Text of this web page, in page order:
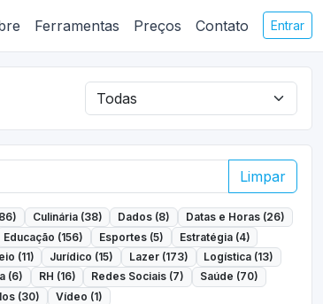
Ferramentas Preços Contato Entrar
Limpar
Culinária (38) Dados (8)
Datas e Horas (26)
Educação (156) Esportes (5)
Estratégia (4)
(11) Jurídico (15) Lazer (173)
Logística (13)
(6) RH (16) Redes Sociais (7)
Saúde (70)
(30) Vídeo (1)